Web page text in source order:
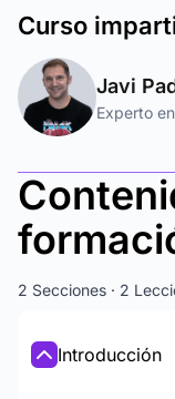
Curso
Javi
Experto
2 Secciones · 2
Introducción